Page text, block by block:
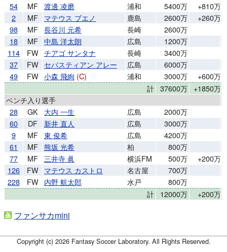
54
MF 渡邊 凌磨 浦和 5400万
+810万
2
MF マテウス ブエノ 鹿島 2600万
+260万
98
MF 長谷川 元希 長崎
2600万
18
MF 中島 洋太朗 広島
1200万
114
FW チアゴ サンタナ 長崎
3400万
37
FW セバスティアン アレー 広島
6000万
49
FW 小森 飛絢 (C) 浦和 3000万
+600万
計 37600万 +1850万
ベンチ入り選手
28
GK 大内 一生 広島
2000万
60
DF 新井 直人 広島
3000万
9
MF 東 俊希 広島
4200万
61
MF 熊坂 光希 柏
800万
77
MF 三井寺 眞 横浜FM 500万
+200万
126
FW マテウス カストロ 名古屋
700万
228
FW 内野 航太郎 水戸
800万
計
12000万 +200万
ファンサカmini
Copyright (c) 2026 Fantasy Soccer Laboratory. All Rights Reserved.